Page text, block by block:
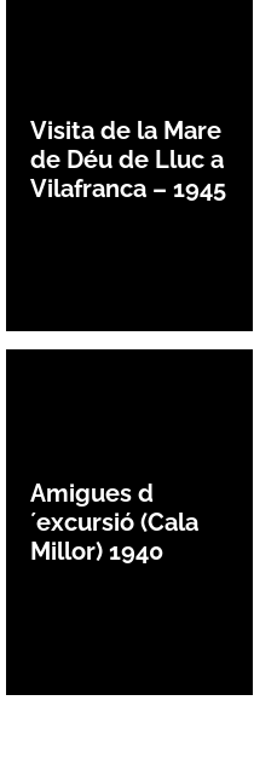
Visita de la Mare
de Déu de Lluc a
Vilafranca – 1945
Amigues d
´excursió (Cala
Millor) 1940